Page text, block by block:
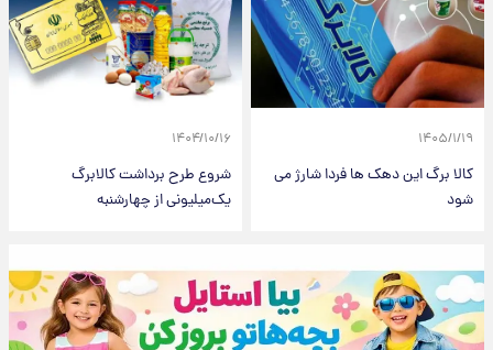
۱۴۰۵/۱/۱۹
کالا برگ این دهک ها فردا شارژ می
شود
۱۴۰۴/۱۰/۱۶
شروع طرح برداشت کالابرگ
یک‌میلیونی از چهارشنبه